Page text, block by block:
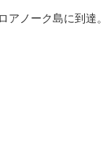
アノーク島に到達